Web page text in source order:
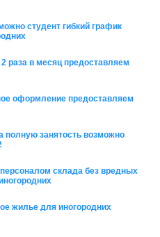
студент гибкий график
раза в месяц предоставляем
оформление предоставляем
полную занятость возможно
склада без вредных
жилье для иногородних